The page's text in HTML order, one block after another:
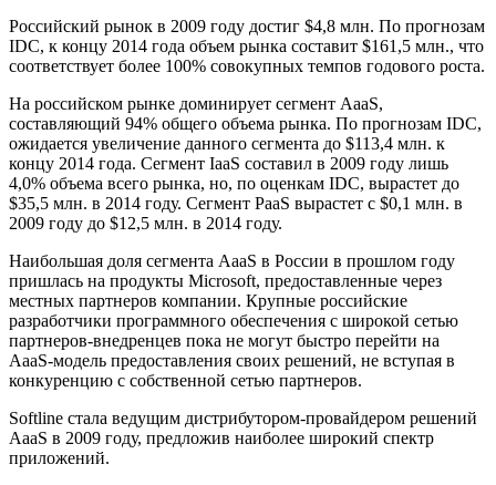
Российский рынок в 2009 году достиг $4,8 млн. По прогнозам
IDC, к концу 2014 года объем рынка составит $161,5 млн., что
соответствует более 100% совокупных темпов годового роста.
На российском рынке доминирует сегмент AaaS,
составляющий 94% общего объема рынка. По прогнозам IDC,
ожидается увеличение данного сегмента до $113,4 млн. к
концу 2014 года. Сегмент IaaS составил в 2009 году лишь
4,0% объема всего рынка, но, по оценкам IDC, вырастет до
$35,5 млн. в 2014 году. Сегмент PaaS вырастет с $0,1 млн. в
2009 году до $12,5 млн. в 2014 году.
Наибольшая доля сегмента AaaS в России в прошлом году
пришлась на продукты Microsoft, предоставленные через
местных партнеров компании. Крупные российские
разработчики программного обеспечения с широкой сетью
партнеров-внедренцев пока не могут быстро перейти на
AaaS-модель предоставления своих решений, не вступая в
конкуренцию с собственной сетью партнеров.
Softline стала ведущим дистрибутором-провайдером решений
AaaS в 2009 году, предложив наиболее широкий спектр
приложений.